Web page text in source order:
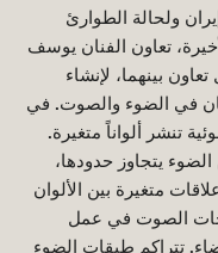
ولحالة الطوارئ
تعاون الفنان يوسف
بينهما، لإنشاء
في الضوء والصوت. في
تنشر ألواناً متغيرة.
يتجاوز حدودها،
متغيرة بين الألوان
الصوت في عمل
تتراكم طبقات الضوء